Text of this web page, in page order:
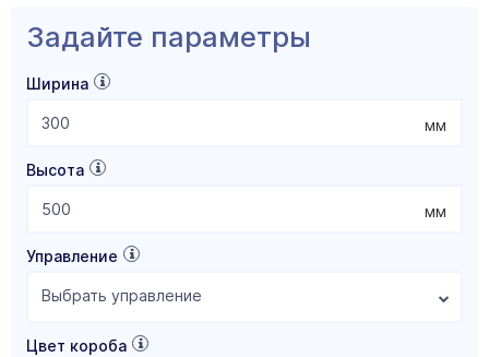
Задайте параметры
Ширина
мм
Высота
мм
Управление
Выбрать управление
Цвет короба